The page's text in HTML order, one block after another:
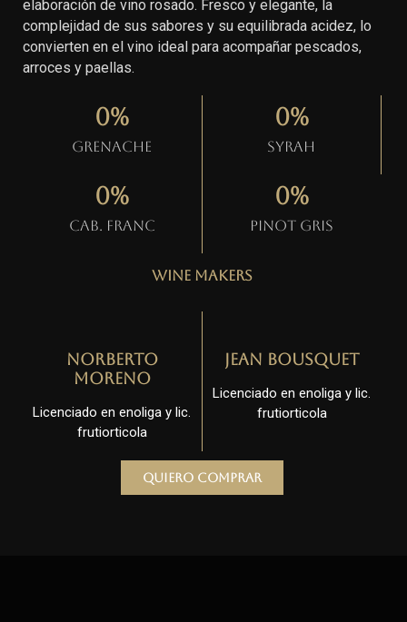
elaboración de vino rosado. Fresco y elegante, la
complejidad de sus sabores y su equilibrada acidez, lo
convierten en el vino ideal para acompañar pescados,
arroces y paellas.
Grenache
0%
Syrah
0%
Cab. Franc
0%
Pinot gris
0%
Wine Makers
Norberto
Moreno
Licenciado en enoliga y lic.
frutiorticola
Jean Bousquet
Licenciado en enoliga y lic.
frutiorticola
Quiero comprar